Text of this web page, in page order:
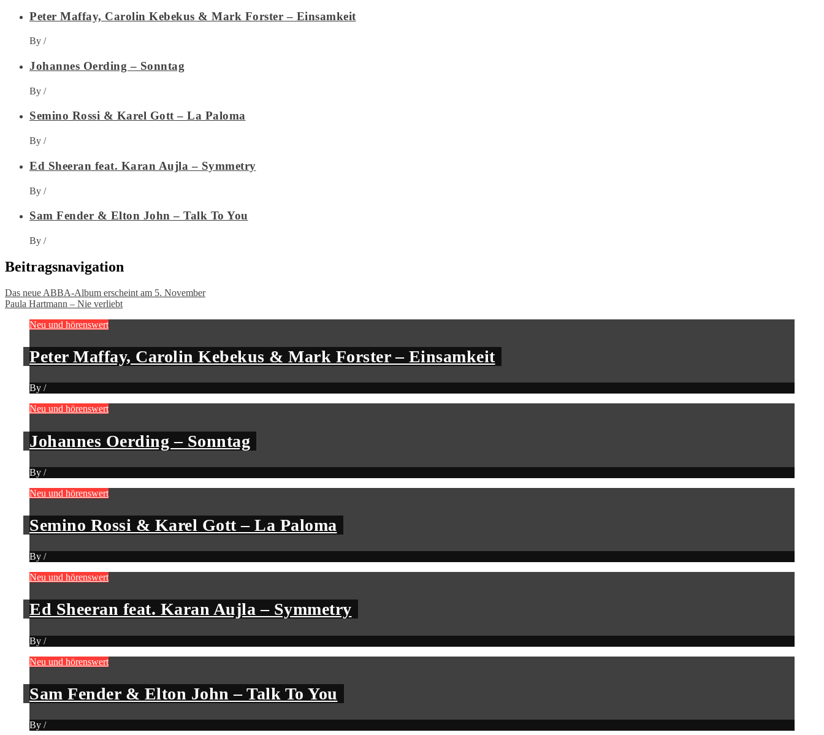
Peter Maffay, Carolin Kebekus & Mark Forster – Einsamkeit
By /
Johannes Oerding – Sonntag
By /
Semino Rossi & Karel Gott – La Paloma
By /
Ed Sheeran feat. Karan Aujla – Symmetry
By /
Sam Fender & Elton John – Talk To You
By /
Beitragsnavigation
Das neue ABBA-Album erscheint am 5. November
Paula Hartmann – Nie verliebt
Neu und hörenswert
Peter Maffay, Carolin Kebekus & Mark Forster – Einsamkeit
By /
Neu und hörenswert
Johannes Oerding – Sonntag
By /
Neu und hörenswert
Semino Rossi & Karel Gott – La Paloma
By /
Neu und hörenswert
Ed Sheeran feat. Karan Aujla – Symmetry
By /
Neu und hörenswert
Sam Fender & Elton John – Talk To You
By /